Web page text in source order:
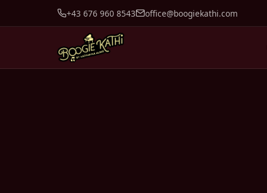
+43 676 960 8543 office@boogiekathi.com